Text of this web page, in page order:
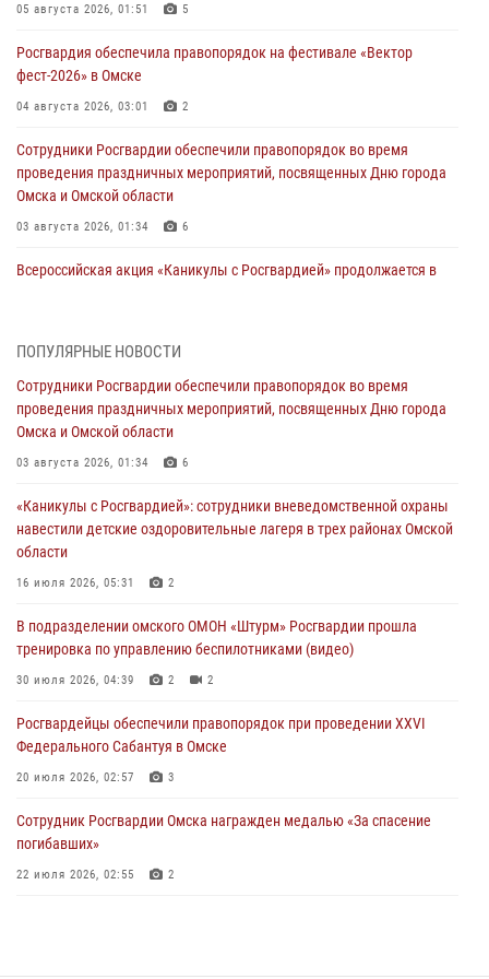
05 августа 2026, 01:51 5
Росгвардия обеспечила правопорядок на фестивале «Вектор
фест-2026» в Омске
04 августа 2026, 03:01 2
Сотрудники Росгвардии обеспечили правопорядок во время
проведения праздничных мероприятий, посвященных Дню города
Омска и Омской области
03 августа 2026, 01:34 6
Всероссийская акция «Каникулы с Росгвардией» продолжается в
тренировка по управлению беспилотниками (видео)
30 июля 2026, 04:39 2
Росгвардия обеспечила безопасность уникального передвижного
29 июля 2026, 01:49
Росгвардейцы приняли участие в крестном ходе в День крещения
Руси в Омске
При содействии спецназа Росгвардии пресечены нарушения
миграционного законодательства в Омске (видео)
ПОПУЛЯРНЫЕ НОВОСТИ
Сотрудники Росгвардии обеспечили правопорядок во время
проведения праздничных мероприятий, посвященных Дню города
Омска и Омской области
03 августа 2026, 01:34 6
«Каникулы с Росгвардией»: сотрудники вневедомственной охраны
навестили детские оздоровительные лагеря в трех районах Омской
области
16 июля 2026, 05:31 2
В подразделении омского ОМОН «Штурм» Росгвардии прошла
тренировка по управлению беспилотниками (видео)
30 июля 2026, 04:39 2 2
Росгвардейцы обеcпечили правопорядок при проведении XXVI
Федерального Сабантуя в Омске
20 июля 2026, 02:57 3
Сотрудник Росгвардии Омска награжден медалью «За спасение
погибавших»
22 июля 2026, 02:55 2